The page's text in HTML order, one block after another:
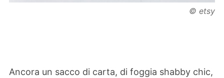
© etsy
Ancora un sacco di carta, di foggia shabby chic,